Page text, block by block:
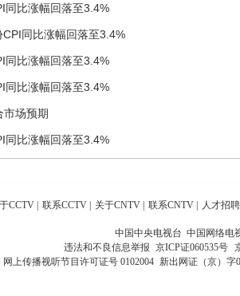
同比涨幅回落至3.4%
CPI同比涨幅回落至3.4%
同比涨幅回落至3.4%
同比涨幅回落至3.4%
市场预期
同比涨幅回落至3.4%
CCTV | 联系CCTV | 关于CNTV | 联系CNTV | 人才招聘
中国中央电视台 中国网络电
违法和不良信息举报 京ICP证060535号
网上传播视听节目许可证号 0102004 新出网证（京）